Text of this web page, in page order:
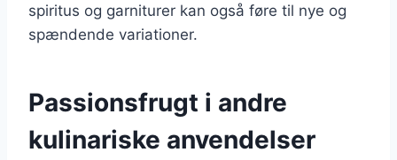
spiritus og garniturer kan også føre til nye og
spændende variationer.
Passionsfrugt i andre
kulinariske anvendelser